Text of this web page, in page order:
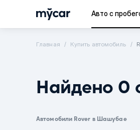
Авто с
Главная Купить автомобиль
Найдено 0
Автомобили Rover в Шашубае